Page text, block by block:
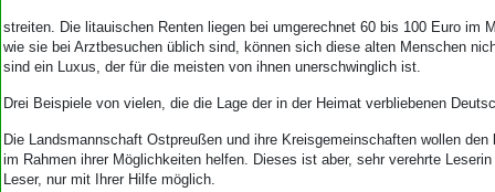
streiten. Die litauischen Renten liegen bei umgerechnet 60 bis 100 Euro im
wie sie bei Arztbesuchen üblich sind, können sich diese alten Menschen
sind ein Luxus, der für die meisten von ihnen unerschwinglich ist.
Drei Beispiele von vielen, die die Lage der in der Heimat verbliebenen
Die Landsmannschaft Ostpreußen und ihre Kreisgemeinschaften wollen den
im Rahmen ihrer Möglichkeiten helfen. Dieses ist aber, sehr verehrte
Leser, nur mit Ihrer Hilfe möglich.